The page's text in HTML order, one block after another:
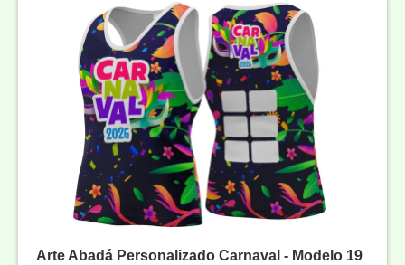
Arte Abadá Personalizado Carnaval - Modelo 19